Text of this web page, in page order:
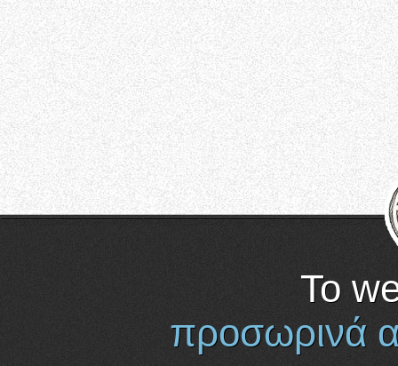
Το
προσωρινά